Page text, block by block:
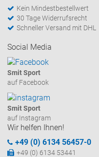
Kein Mindestbestellwert
30 Tage Widerrufsrecht
Schneller Versand mit DHL
Social Media
Smit Sport
auf Facebook
Smit Sport
auf Instagram
Wir helfen Ihnen!
+49 (0) 6134 56457-0
+49 (0) 6134 53441